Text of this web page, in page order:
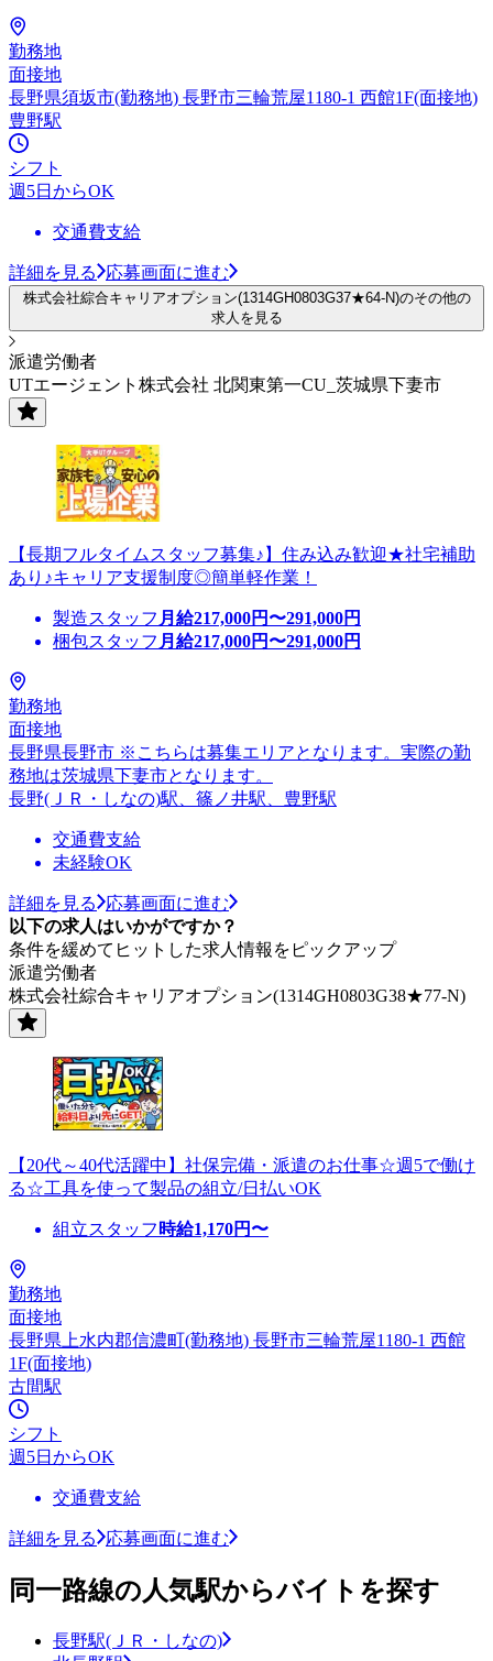
勤務地
面接地
長野県須坂市(勤務地) 長野市三輪荒屋1180-1 西館1F(面接地)
豊野駅
シフト
週5日からOK
交通費支給
詳細を見る 応募画面に進む
株式会社綜合キャリアオプション(1314GH0803G37★64-N)のその他の
求人を見る
派遣労働者
UTエージェント株式会社 北関東第一CU_茨城県下妻市
【長期フルタイムスタッフ募集♪】住み込み歓迎★社宅補助
あり♪キャリア支援制度◎簡単軽作業！
製造スタッフ 月給217,000円〜291,000円
梱包スタッフ 月給217,000円〜291,000円
勤務地
面接地
長野県長野市 ※こちらは募集エリアとなります。実際の勤
務地は茨城県下妻市となります。
長野(ＪＲ・しなの)駅、篠ノ井駅、豊野駅
交通費支給
未経験OK
詳細を見る
応募画面に進む
以下の求人はいかがですか？
条件を緩めてヒットした求人情報をピックアップ
派遣労働者
株式会社綜合キャリアオプション(1314GH0803G38★77-N)
【20代～40代活躍中】社保完備・派遣のお仕事☆週5で働け
る☆工具を使って製品の組立/日払いOK
組立スタッフ 時給1,170円〜
勤務地
面接地
長野県上水内郡信濃町(勤務地) 長野市三輪荒屋1180-1 西館
1F(面接地)
古間駅
シフト
週5日からOK
交通費支給
詳細を見る 応募画面に進む
同一路線の人気駅からバイトを探す
長野駅(ＪＲ・しなの)